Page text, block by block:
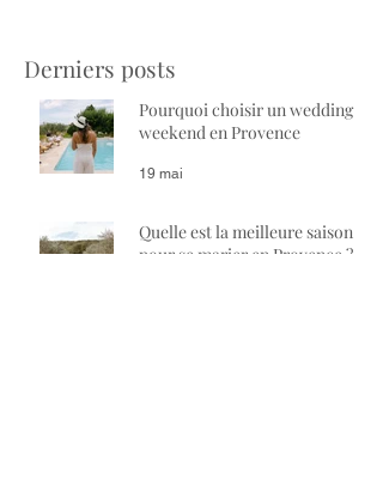
Derniers posts
Pourquoi choisir un wedding
weekend en Provence
19 mai
Quelle est la meilleure saison
pour se marier en Provence ?